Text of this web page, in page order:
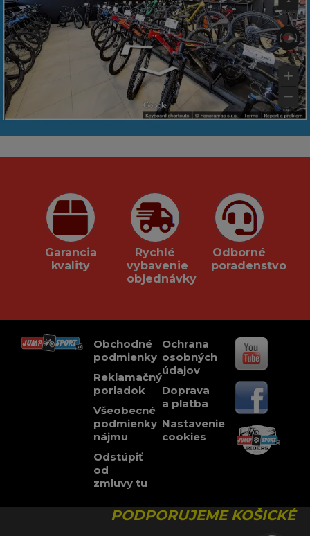
Garancia
kvality
Rychlé
vybavenie
objednávky
Odborné
poradenstvo
Obchodné
podmienky
Reklamačný
poriadok
Všeobecné
podmienky
nájmu
Odstúpiť
od
zmluvy tu
Ochrana
osobných
údajov
Doprava
a platba
Nastavenie
cookies
PODPORUJEME KOŠICKÉ